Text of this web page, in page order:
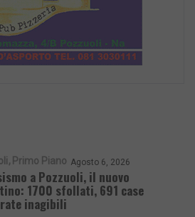
Primo Piano Agosto 6, 2026
a Pozzuoli, il nuovo
1700 sfollati, 691 case
inagibili